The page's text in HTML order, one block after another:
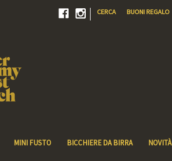
| CERCA BUONI REGALO
MINI FUSTO BICCHIERE DA BIRRA NOVITÀ